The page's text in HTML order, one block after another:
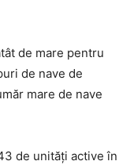
de mare pentru
de nave de
mare de nave
de unități active în